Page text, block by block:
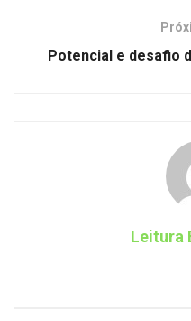
Potencial e desafio
Leitura